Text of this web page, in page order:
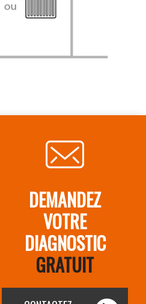
DEMANDEZ
VOTRE
DIAGNOSTIC
GRATUIT
remplacer une
à chaleur air/eau.
de l'ANAH, Prime
déduites de votre